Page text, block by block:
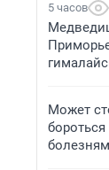
5 часов
Может